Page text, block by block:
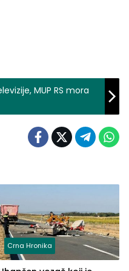
MUP RS mora
Crna Hronika